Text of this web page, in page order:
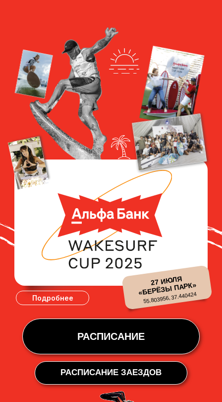
РАСПИСАНИЕ
РАСПИСАНИЕ ЗАЕЗДОВ
55.803956, 37.440424
27 ИЮЛЯ
«БЕРЁЗЫ ПАРК»